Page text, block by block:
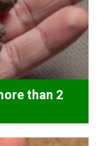
than 2